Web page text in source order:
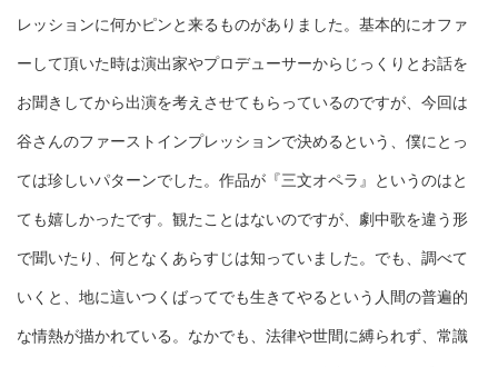
レッションに何かピンと来るものがありました。基本的にオファ
ーして頂いた時は演出家やプロデューサーからじっくりとお話を
お聞きしてから出演を考えさせてもらっているのですが、今回は
谷さんのファーストインプレッションで決めるという、僕にとっ
ては珍しいパターンでした。作品が『三文オペラ』というのはと
ても嬉しかったです。観たことはないのですが、劇中歌を違う形
で聞いたり、何となくあらすじは知っていました。でも、調べて
いくと、地に這いつくばってでも生きてやるという人間の普遍的
な情熱が描かれている。なかでも、法律や世間に縛られず、常識